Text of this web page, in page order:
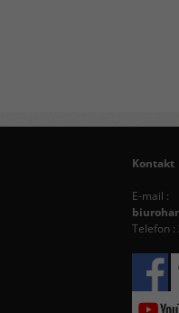
Kontakt
E-mail :
Telefon :